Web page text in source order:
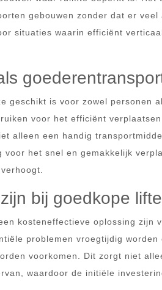
gebouwen zonder dat er veel
situaties waarin efficiënt
geschikt is voor zowel personen
voor het efficiënt
alleen een handig
het snel en gemakkelijk
bij goedkope
kosteneffectieve oplossing zijn
problemen vroegtijdig worden
voorkomen. Dit zorgt niet
waardoor de initiële